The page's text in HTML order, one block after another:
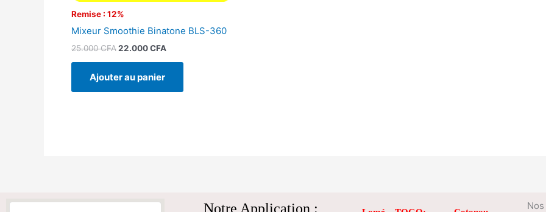
Remise : 12%
Mixeur Smoothie Binatone BLS-360
25.000CFA22.000CFA
Ajouter au panier
Notre Application :